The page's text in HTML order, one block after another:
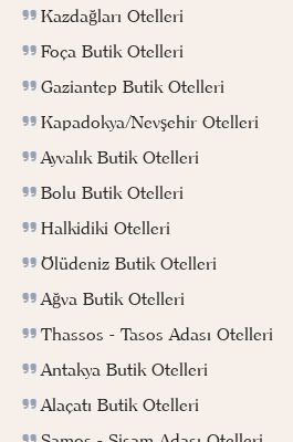
Kazdağları Otelleri
Foça Butik Otelleri
Gaziantep Butik Otelleri
Kapadokya/Nevşehir Otelleri
Ayvalık Butik Otelleri
Bolu Butik Otelleri
Halkidiki Otelleri
Ölüdeniz Butik Otelleri
Ağva Butik Otelleri
Thassos - Tasos Adası Otelleri
Antakya Butik Otelleri
Alaçatı Butik Otelleri